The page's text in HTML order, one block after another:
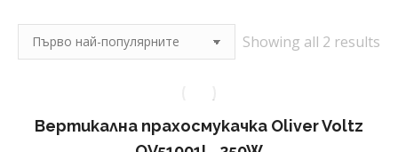
Showing all 2 results
Вертикална прахосмукачка Oliver Voltz